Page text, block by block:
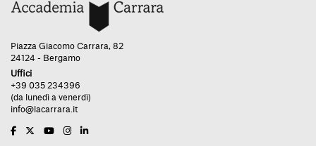
Piazza Giacomo Carrara, 82
24124 - Bergamo
Uffici
+39 035 234396
(da lunedì a venerdì)
info@lacarrara.it